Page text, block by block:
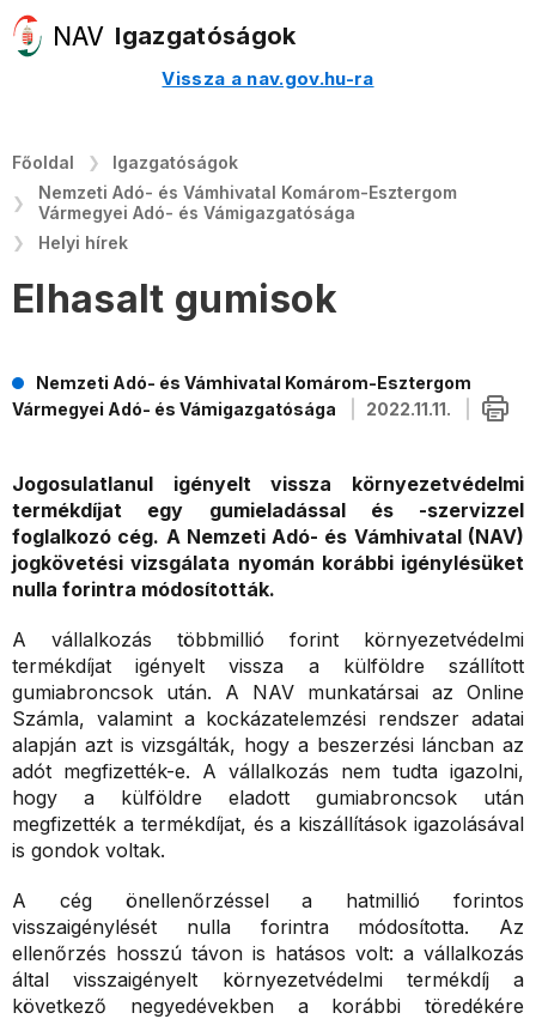
Igazgatóságok
Vissza a nav.gov.hu-ra
Főoldal
Igazgatóságok
Nemzeti Adó- és Vámhivatal Komárom-Esztergom
Vármegyei Adó- és Vámigazgatósága
Helyi hírek
Elhasalt gumisok
Nemzeti Adó- és Vámhivatal Komárom-Esztergom
Vármegyei Adó- és Vámigazgatósága
2022.11.11.
Jogosulatlanul igényelt vissza környezetvédelmi
termékdíjat egy gumieladással és -szervizzel
foglalkozó cég. A Nemzeti Adó- és Vámhivatal (NAV)
jogkövetési vizsgálata nyomán korábbi igénylésüket
nulla forintra módosították.
A vállalkozás többmillió forint környezetvédelmi
termékdíjat igényelt vissza a külföldre szállított
gumiabroncsok után. A NAV munkatársai az Online
Számla, valamint a kockázatelemzési rendszer adatai
alapján azt is vizsgálták, hogy a beszerzési láncban az
adót megfizették-e. A vállalkozás nem tudta igazolni,
hogy a külföldre eladott gumiabroncsok után
megfizették a termékdíjat, és a kiszállítások igazolásával
is gondok voltak.
A cég önellenőrzéssel a hatmillió forintos
visszaigénylését nulla forintra módosította. Az
ellenőrzés hosszú távon is hatásos volt: a vállalkozás
által visszaigényelt környezetvédelmi termékdíj a
következő negyedévekben a korábbi töredékére